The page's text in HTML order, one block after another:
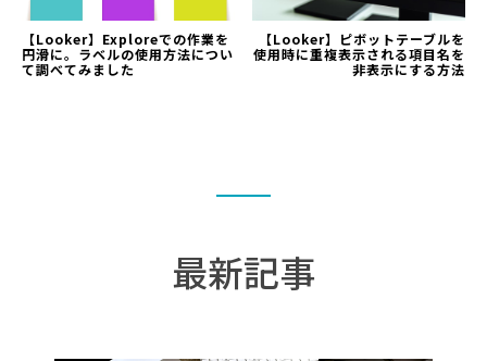
【Looker】Exploreでの作業を
円滑に。ラベルの使用方法につい
て調べてみました
【Looker】ピボットテーブルを
使用時に重複表示される項目名を
非表示にする方法
最新記事